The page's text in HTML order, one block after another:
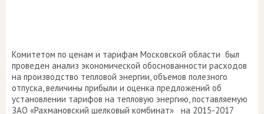
Комитетом по ценам и тарифам Московской области был
проведен анализ экономической обоснованности расходов
на производство тепловой энергии, объемов полезного
отпуска, величины прибыли и оценка предложений об
установлении тарифов на тепловую энергию, поставляемую
ЗАО «Рахмановский шелковый комбинат» на 2015-2017